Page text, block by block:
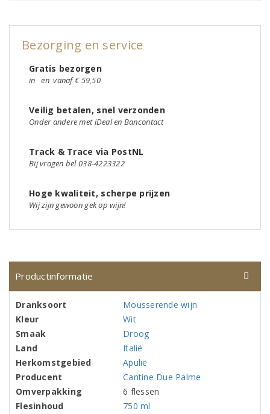
Bezorging en service
Gratis bezorgen
in en vanaf € 59,50
Veilig betalen, snel verzonden
Onder andere met iDeal en Bancontact
Track & Trace via PostNL
Bij vragen bel 038-4223322
Hoge kwaliteit, scherpe prijzen
Wij zijn gewoon gek op wijn!
Productinformatie
Dranksoort
Mousserende wijn
Kleur
Wit
Smaak
Droog
Land
Italië
Herkomstgebied
Apulië
Producent
Cantine Due Palme
Omverpakking
6 flessen
Flesinhoud
750 ml